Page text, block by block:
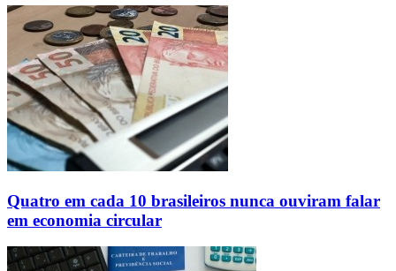
Quatro em cada 10 brasileiros nunca ouviram falar
em economia circular